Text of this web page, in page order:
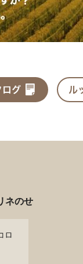
ネのせ
ロ